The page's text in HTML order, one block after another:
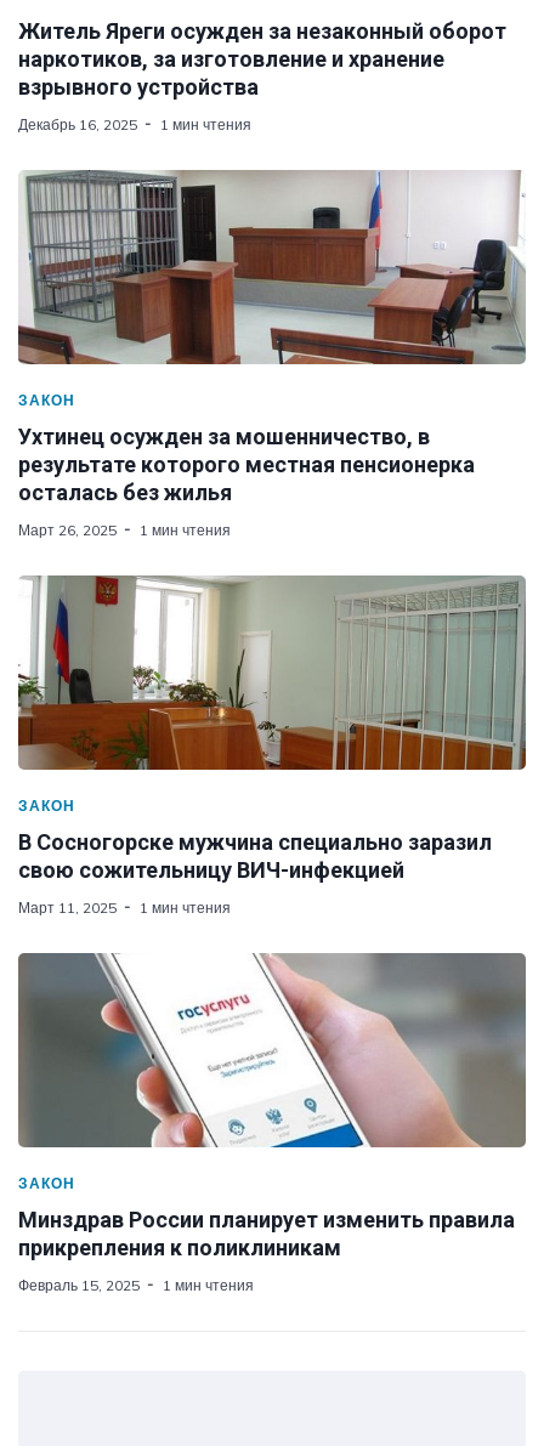
Житель Яреги осужден за незаконный оборот
наркотиков, за изготовление и хранение
взрывного устройства
Декабрь 16, 2025 1 мин чтения
ЗАКОН
Ухтинец осужден за мошенничество, в
результате которого местная пенсионерка
осталась без жилья
Март 26, 2025 1 мин чтения
ЗАКОН
В Сосногорске мужчина специально заразил
свою сожительницу ВИЧ-инфекцией
Март 11, 2025 1 мин чтения
ЗАКОН
Минздрав России планирует изменить правила
прикрепления к поликлиникам
Февраль 15, 2025 1 мин чтения